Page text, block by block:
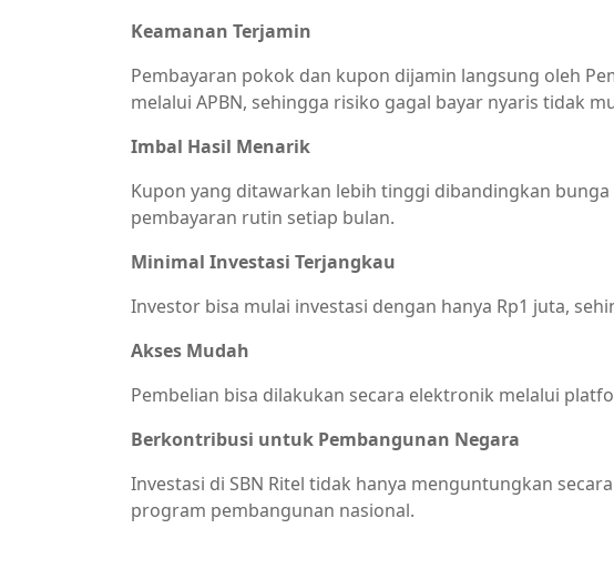
Keamanan Terjamin
Pembayaran pokok dan kupon dijamin langsung oleh
melalui APBN, sehingga risiko gagal bayar nyaris tidak
Imbal Hasil Menarik
Kupon yang ditawarkan lebih tinggi dibandingkan
pembayaran rutin setiap bulan.
Minimal Investasi Terjangkau
Investor bisa mulai investasi dengan hanya Rp1 juta,
Akses Mudah
Pembelian bisa dilakukan secara elektronik melalui
Berkontribusi untuk Pembangunan Negara
Investasi di SBN Ritel tidak hanya menguntungkan
program pembangunan nasional.